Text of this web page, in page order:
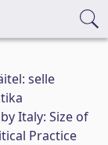
selle
Italy: Size of
Practice